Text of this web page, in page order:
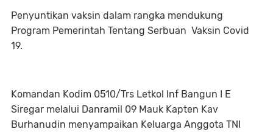
Penyuntikan vaksin dalam rangka mendukung
Program Pemerintah Tentang Serbuan Vaksin Covid
19.
Komandan Kodim 0510/Trs Letkol Inf Bangun I E
Siregar melalui Danramil 09 Mauk Kapten Kav
Burhanudin menyampaikan Keluarga Anggota TNI